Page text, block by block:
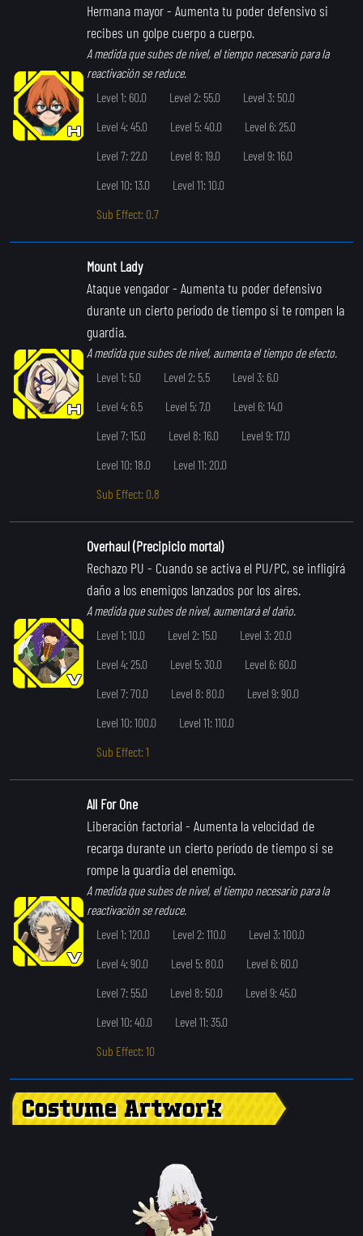
Hermana mayor- Aumenta tu poder defensivo si
recibes un golpe cuerpo a cuerpo.
A medida que subes de nivel, el tiempo necesario para la
reactivación se reduce.
Level 1: 60.0
Level 2: 55.0
Level 3: 50.0
Level 4: 45.0
Level 5: 40.0
Level 6: 25.0
Level 7: 22.0
Level 8: 19.0
Level 9: 16.0
Level 10: 13.0
Level 11: 10.0
Sub Effect: 0.7
Mount Lady
Ataque vengador- Aumenta tu poder defensivo
durante un cierto período de tiempo si te rompen la
guardia.
A medida que subes de nivel, aumenta el tiempo de efecto.
Level 1: 5.0
Level 2: 5.5
Level 3: 6.0
Level 4: 6.5
Level 5: 7.0
Level 6: 14.0
Level 7: 15.0
Level 8: 16.0
Level 9: 17.0
Level 10: 18.0
Level 11: 20.0
Sub Effect: 0.8
Overhaul (Precipicio mortal)
Rechazo PU - Cuando se activa el PU/PC, se infligirá
daño a los enemigos lanzados por los aires.
A medida que subes de nivel, aumentará el daño.
Level 1: 10.0
Level 2: 15.0
Level 3: 20.0
Level 4: 25.0
Level 5: 30.0
Level 6: 60.0
Level 7: 70.0
Level 8: 80.0
Level 9: 90.0
Level 10: 100.0
Level 11: 110.0
Sub Effect: 1
All For One
Liberación factorial - Aumenta la velocidad de
recarga durante un cierto período de tiempo si se
rompe la guardia del enemigo.
A medida que subes de nivel, el tiempo necesario para la
reactivación se reduce.
Level 1: 120.0
Level 2: 110.0
Level 3: 100.0
Level 4: 90.0
Level 5: 80.0
Level 6: 60.0
Level 7: 55.0
Level 8: 50.0
Level 9: 45.0
Level 10: 40.0
Level 11: 35.0
Sub Effect: 10
Costume Artwork